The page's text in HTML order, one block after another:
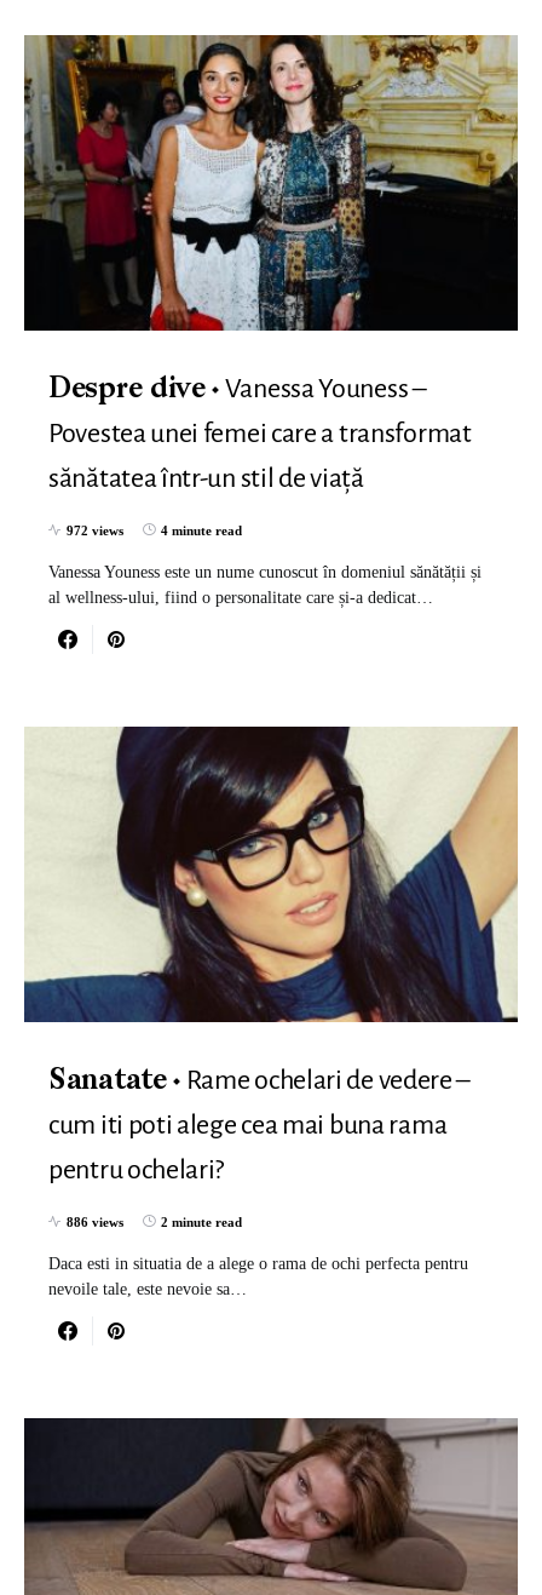
Despre dive
Vanessa Youness –
Povestea unei femei care a transformat
sănătatea într-un stil de viață
972 views 4 minute read
Vanessa Youness este un nume cunoscut în domeniul sănătății și
al wellness-ului, fiind o personalitate care și-a dedicat…
Sanatate
Rame ochelari de vedere –
cum iti poti alege cea mai buna rama
pentru ochelari?
886 views 2 minute read
Daca esti in situatia de a alege o rama de ochi perfecta pentru
nevoile tale, este nevoie sa…